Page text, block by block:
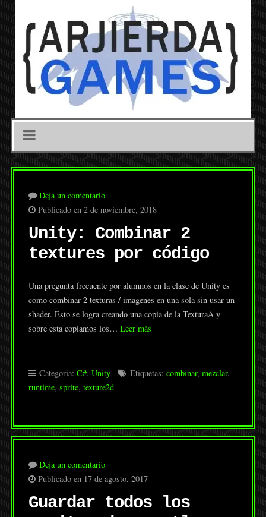
Deja un comentario
Publicado en 2 de noviembre, 2018
Unity: Combinar 2
textures por código
Una pregunta frecuente por alumnos en la clase de Unity es
como combinar 2 texturas / imagenes en una sola sin usar un
shader. Esto se logra creando una copia de la TexturaA y
sobre esta copiamos los… Leer más
Categoría: C#, Unity Etiquetas: combinar, mezclar,
runtime, sprite, texture2d
Deja un comentario
Publicado en 17 de agosto, 2017
Guardar todos los